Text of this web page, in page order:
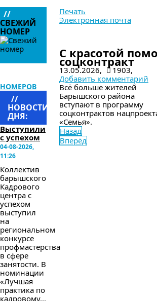
//
СВЕЖИЙ
НОМЕР
НОМЕРОВ
//
НОВОСТИ
ДНЯ:
Выступили
с успехом
04-08-2026,
11:26
Коллектив
барышского
Кадрового
центра с
успехом
выступил
на
региональном
конкурсе
профмастерства
в сфере
занятости. В
номинации
«Лучшая
практика по
кадровому...
Печать
Электронная почта
С красотой
соцконтракт
13.05.2026,
1903,
Добавить комментарий
Всё больше жителей
Барышского района
вступают в программу
соцконтрактов
«Семья».
Назад
Вперёд